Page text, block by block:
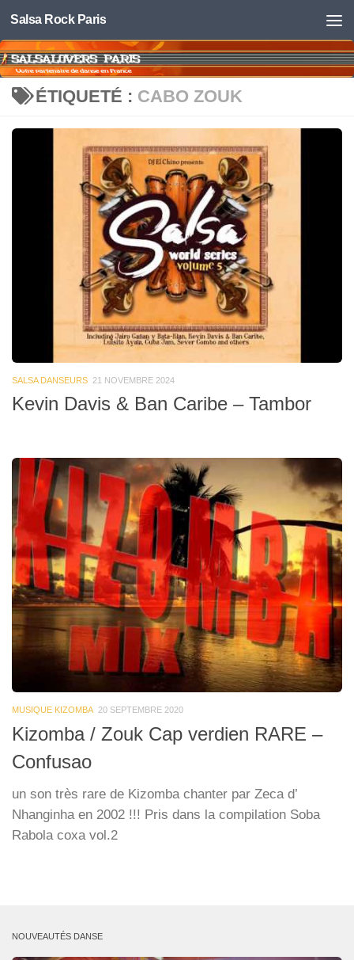
Skip to content
Salsa Rock Paris
ÉTIQUETÉ : CABO ZOUK
SALSA DANSEURS 21 NOVEMBRE 2024
Kevin Davis & Ban Caribe – Tambor
MUSIQUE KIZOMBA 20 SEPTEMBRE 2020
Kizomba / Zouk Cap verdien RARE –
Confusao
un son très rare de Kizomba chanter par Zeca d’
Nhanginha en 2002 !!! Pris dans la compilation Soba
Rabola coxa vol.2
NOUVEAUTÉS DANSE